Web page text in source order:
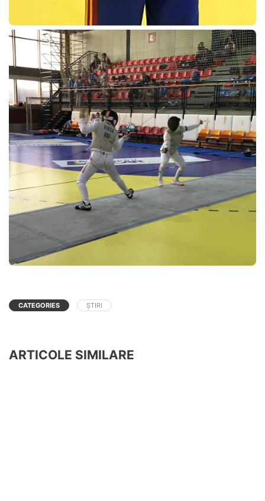
CATEGORIES ȘTIRI
ARTICOLE SIMILARE